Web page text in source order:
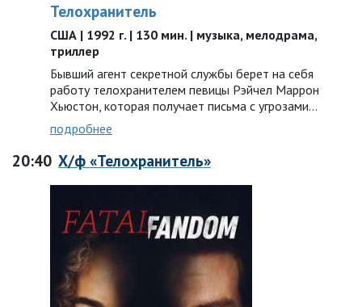
Телохранитель
США | 1992 г. | 130 мин. | музыка, мелодрама,
триллер
Бывший агент секретной службы берет на себя
работу телохранителем певицы Рэйчел Маррон
Хьюстон, которая получает письма с угрозами…
подробнее
20:40 Х/ф «Телохранитель»